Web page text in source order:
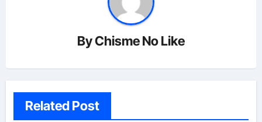
ByChisme No Like
Related Post